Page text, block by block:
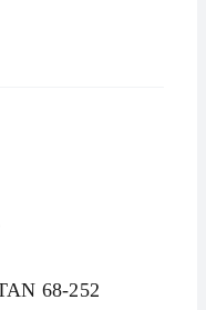
68-252